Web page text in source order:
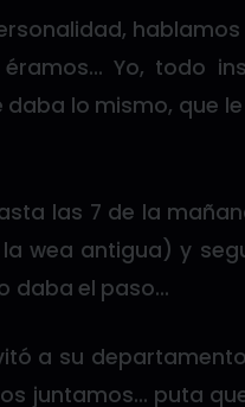
hablamos
Yo, todo
lo mismo, que
las 7 de la
wea antigua) y
daba el paso…
a su
juntamos… puta